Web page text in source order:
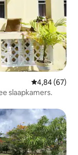
Gemiddelde
4,84 (67)
slaapkamers.